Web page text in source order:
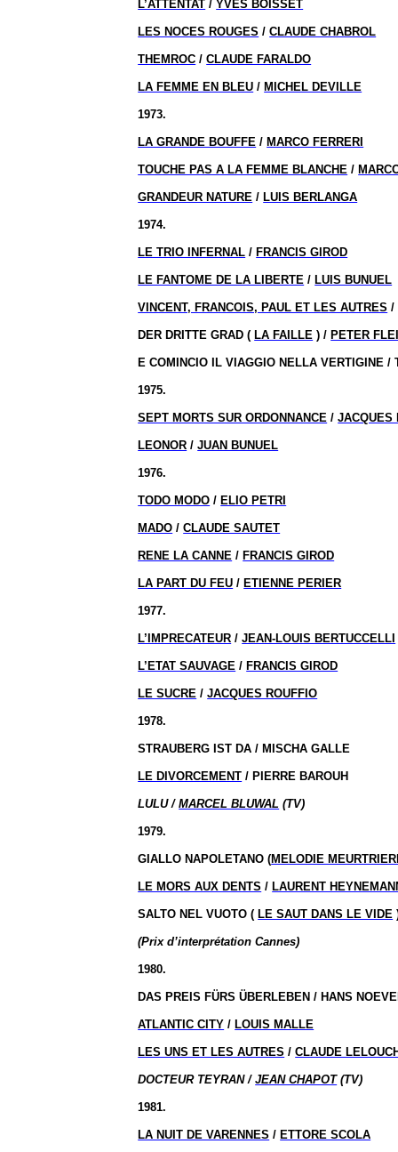
L’ATTENTAT / YVES BOISSET
LES NOCES ROUGES /CLAUDE CHABROL
THEMROC /CLAUDE FARALDO
LA FEMME EN BLEU / MICHEL DEVILLE
1973.
LA GRANDE BOUFFE / MARCO FERRERI
TOUCHE PAS A LA FEMME BLANCHE /
GRANDEUR NATURE / LUIS BERLANGA
1974.
LE TRIO INFERNAL / FRANCIS GIROD
LE FANTOME DE LA LIBERTE / LUIS BUNUEL
VINCENT, FRANCOIS, PAUL ET LES AUTRES /
DER DRITTE GRAD ( LA FAILLE ) / PETER
E COMINCIO IL VIAGGIO NELLA VERTIGINE /
1975.
SEPT MORTS SUR ORDONNANCE /JACQUES
LEONOR /JUAN BUNUEL
1976.
TODO MODO / ELIO PETRI
MADO /CLAUDE SAUTET
RENE LA CANNE / FRANCIS GIROD
LA PART DU FEU / ETIENNE PERIER
1977.
L’IMPRECATEUR /JEAN-LOUIS BERTUCCELLI
L’ETAT SAUVAGE / FRANCIS GIROD
LE SUCRE /JACQUES ROUFFIO
1978.
STRAUBERG IST DA / MISCHA GALLE
LE DIVORCEMENT / PIERRE BAROUH
LULU /MARCEL BLUWAL (TV)
1979.
GIALLO NAPOLETANO (MELODIE
LE MORS AUX DENTS / LAURENT
SALTO NEL VUOTO ( LE SAUT DANS LE VIDE
(Prix d’interprétation Cannes)
1980.
DAS PREIS FÜRS ÜBERLEBEN / HANS
ATLANTIC CITY / LOUIS MALLE
LES UNS ET LES AUTRES /CLAUDE
DOCTEUR TEYRAN /JEAN CHAPOT(TV)
1981.
LA NUIT DE VARENNES / ETTORE SCOLA